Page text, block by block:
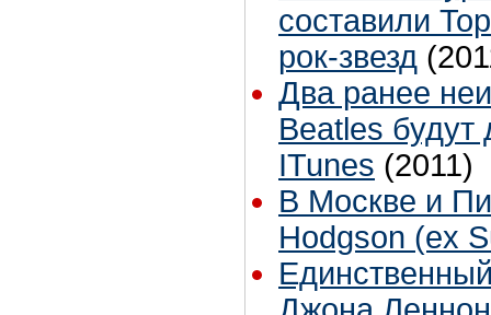
составили
рок-звезд
Два ранее
Beatles будут
ITunes (2011)
В Москве и
Hodgson (ex